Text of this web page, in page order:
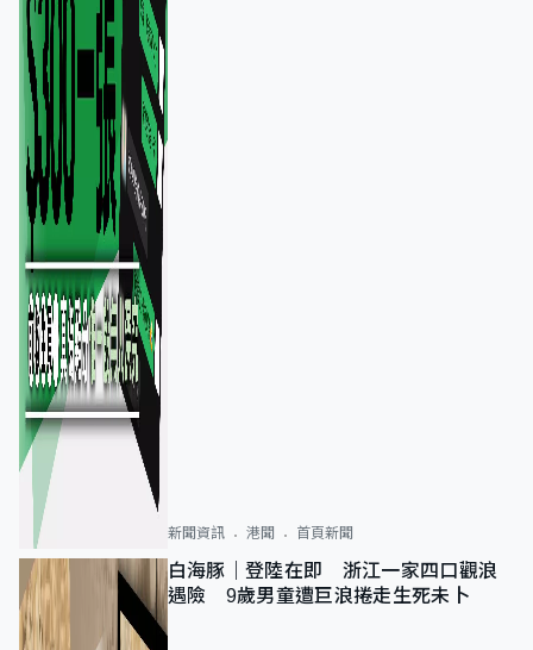
新聞資訊 港聞 首頁新聞
白海豚｜登陸在即 浙江一家四口觀浪
遇險 9歲男童遭巨浪捲走生死未卜